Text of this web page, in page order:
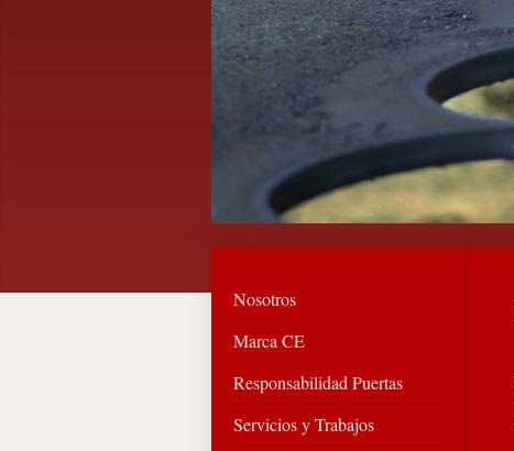
Nosotros
Marca CE
Responsabilidad Puertas
Servicios y Trabajos